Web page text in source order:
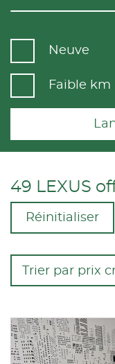
Neuve
Faible km
49 LEXUS
Réinitialiser
Trier par prix